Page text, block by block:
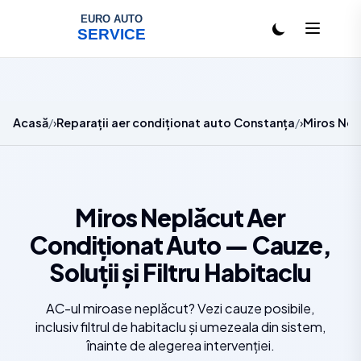
Acasă Reparații aer condiționat auto Constanța Miros
Miros Neplăcut Aer
Condiționat Auto — Cauze,
Soluții și Filtru Habitaclu
AC-ul miroase neplăcut? Vezi cauze posibile,
inclusiv filtrul de habitaclu și umezeala din sistem,
înainte de alegerea intervenției.